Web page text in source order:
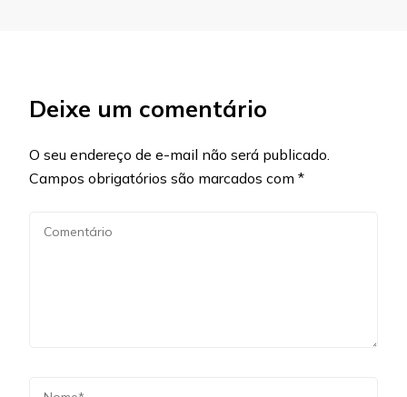
Deixe um comentário
O seu endereço de e-mail não será publicado.
Campos obrigatórios são marcados com *